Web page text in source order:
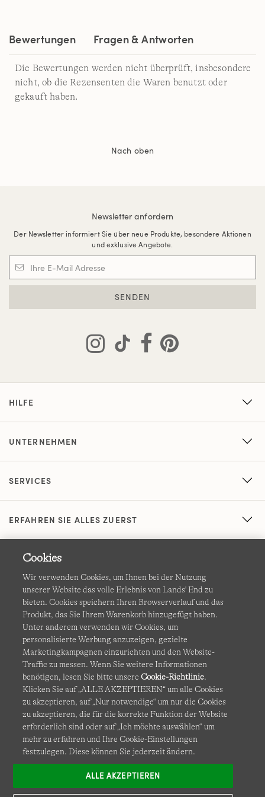
Bewertungen Fragen & Antworten
Die Bewertungen werden nicht überprüft, insbesondere
nicht, ob die Rezensenten die Waren benutzt oder
gekauft haben.
Nach oben
Newsletter anfordern
Der Newsletter informiert Sie über neue Produkte, besondere Aktionen
und exklusive Angebote.
SENDEN
HILFE
UNTERNEHMEN
SERVICES
ERFAHREN SIE ALLES ZUERST
AGB Datenschutz & Sicherheit
Cookies Ich möchte auswählen Barrierefreiheit
Site Map Internationale Websites
Diese Website ist durch reCAPTCHA geschützt. Es gelten die
Datenschutzerklärung undNutzungsbedingungenvon
Google.
Cookies
Wir verwenden Cookies, um Ihnen bei der Nutzung
unserer Website das volle Erlebnis von Lands' End zu
bieten. Cookies speichern Ihren Browserverlauf und das
Produkt, das Sie Ihrem Warenkorb hinzugefügt haben.
Unter anderem verwenden wir Cookies, um
personalisierte Werbung anzuzeigen, gezielte
Marketingkampagnen einzurichten und den Website-
Traffic zu messen. Wenn Sie weitere Informationen
benötigen, lesen Sie bitte unsereCookie-Richtlinie.
Klicken Sie auf „ALLE AKZEPTIEREN“ um alle Cookies
zu akzeptieren, auf „Nur notwendige“ um nur die Cookies
zu akzeptieren, die für die korrekte Funktion der Website
erforderlich sind oder auf „Ich möchte auswählen“ um
mehr zu erfahren und Ihre Cookie-Einstellungen
festzulegen. Diese können Sie jederzeit ändern.
ALLE AKZEPTIEREN